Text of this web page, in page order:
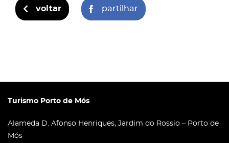
voltar partilhar
Turismo Porto de Mós
Alameda D. Afonso Henriques, Jardim do Rossio – Porto de
Mós